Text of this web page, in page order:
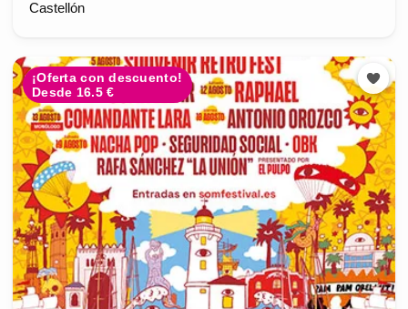
Castellón
¡Oferta con descuento!
Desde 16.5 €